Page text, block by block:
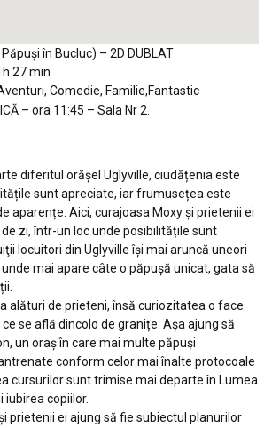
în Bucluc) – 2D DUBLAT
27 min
Comedie, Familie,Fantastic
– ora 11:45 – Sala Nr 2.
diferitul orășel Uglyville, ciudățenia este
sunt apreciate, iar frumusețea este
aparențe. Aici, curajoasa Moxy și prietenii ei
zi, într-un loc unde posibilitățile sunt
locuitori din Uglyville își mai aruncă uneori
mai apare câte o păpușă unicat, gata să
alături de prieteni, însă curiozitatea o face
se află dincolo de granițe. Așa ajung să
un oraș în care mai multe păpuși
conform celor mai înalte protocoale
cursurilor sunt trimise mai departe în Lumea
iubirea copiilor.
prietenii ei ajung să fie subiectul planurilor